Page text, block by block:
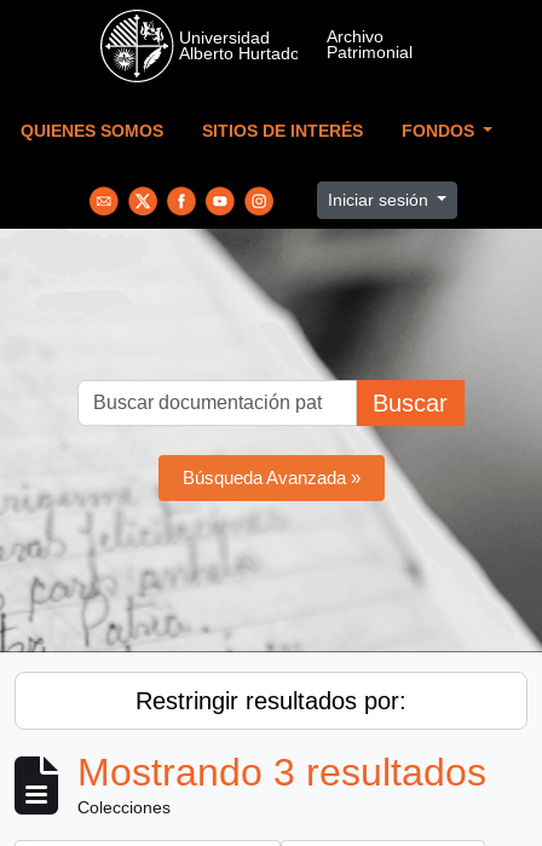
Skip to main content
QUIENES SOMOS SITIOS DE INTERÉS FONDOS
Iniciar sesión
Buscar
Búsqueda Avanzada »
Restringir resultados por:
Mostrando 3 resultados
Colecciones